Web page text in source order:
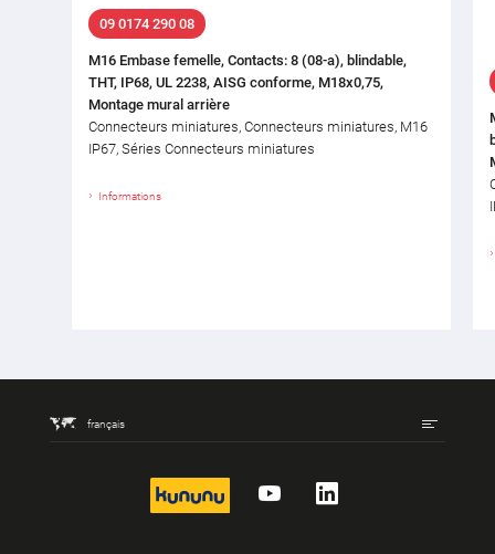
09 0174 290 08
M16 Embase femelle, Contacts: 8 (08-a), blindable,
THT, IP68, UL 2238, AISG conforme, M18x0,75,
Montage mural arrière
Connecteurs miniatures, Connecteurs miniatures, M16
IP67, Séries Connecteurs miniatures
Informations
français
kununu YouTubeLinkedIn